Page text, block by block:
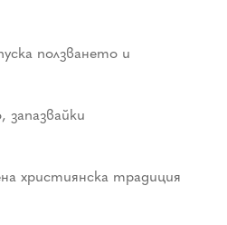
ползването и
християнска традиция